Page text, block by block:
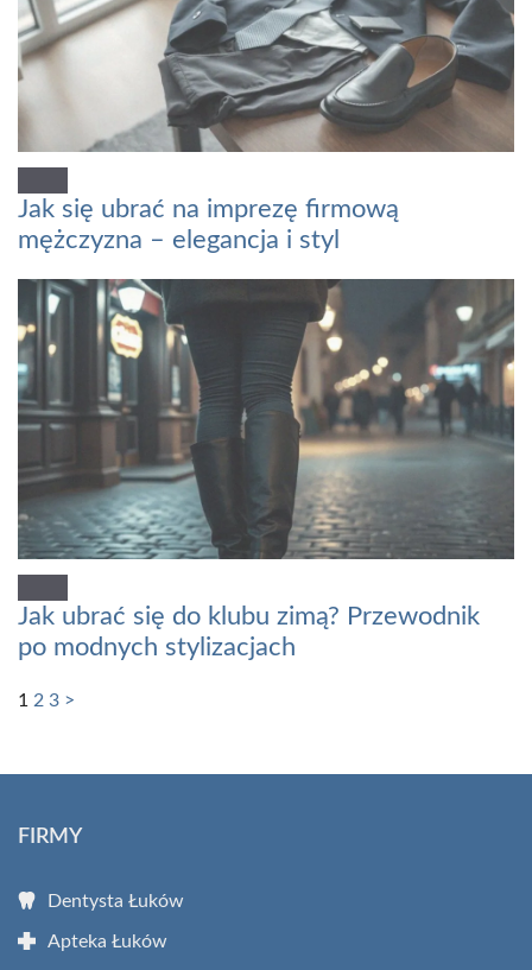
Jak się ubrać na imprezę firmową
mężczyzna – elegancja i styl
Jak ubrać się do klubu zimą? Przewodnik
po modnych stylizacjach
1 2 3 >
FIRMY
Dentysta Łuków
Apteka Łuków